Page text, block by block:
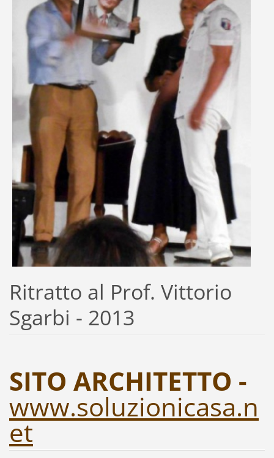
Ritratto al Prof. Vittorio
Sgarbi - 2013
SITO ARCHITETTO -
www.soluzionicasa.n
et